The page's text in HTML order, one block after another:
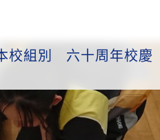
校組別 六十周年校慶